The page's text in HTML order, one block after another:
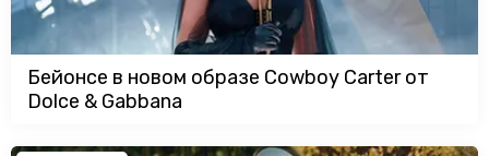
Бейонсе в новом образе Cowboy Carter от
Dolce & Gabbana